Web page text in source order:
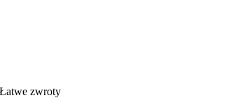
Łatwe zwroty